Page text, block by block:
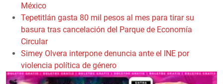
México
Tepetitlán gasta 80 mil pesos al mes para tirar su
basura tras cancelación del Parque de Economía
Circular
Simey Olvera interpone denuncia ante el INE por
violencia política de género